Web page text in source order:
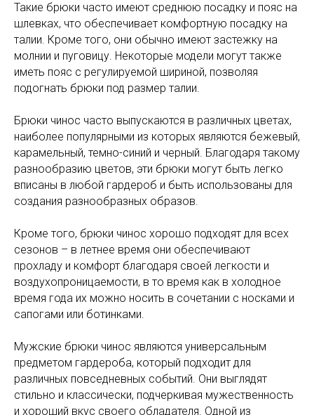
Такие брюки часто имеют среднюю посадку и пояс на
шлевках, что обеспечивает комфортную посадку на
талии. Кроме того, они обычно имеют застежку на
молнии и пуговицу. Некоторые модели могут также
иметь пояс с регулируемой шириной, позволяя
подогнать брюки под размер талии.
Брюки чинос часто выпускаются в различных цветах,
наиболее популярными из которых являются бежевый,
карамельный, темно-синий и черный. Благодаря такому
разнообразию цветов, эти брюки могут быть легко
вписаны в любой гардероб и быть использованы для
создания разнообразных образов.
Кроме того, брюки чинос хорошо подходят для всех
сезонов – в летнее время они обеспечивают
прохладу и комфорт благодаря своей легкости и
воздухопроницаемости, в то время как в холодное
время года их можно носить в сочетании с носками и
сапогами или ботинками.
Мужские брюки чинос являются универсальным
предметом гардероба, который подходит для
различных повседневных событий. Они выглядят
стильно и классически, подчеркивая мужественность
и хороший вкус своего обладателя. Одной из